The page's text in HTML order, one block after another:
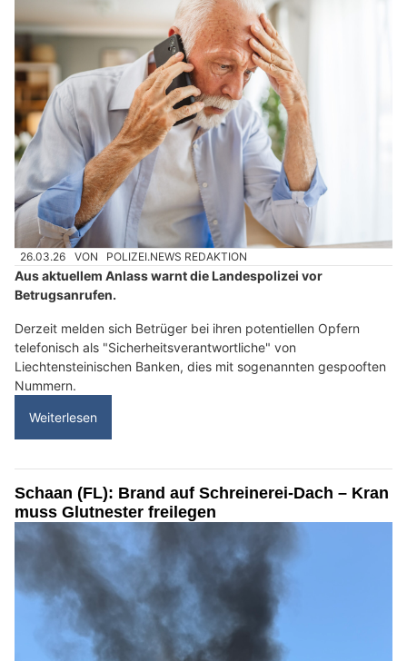
26.03.26 VON POLIZEI.NEWS REDAKTION
Aus aktuellem Anlass warnt die Landespolizei vor
Betrugsanrufen.
Derzeit melden sich Betrüger bei ihren potentiellen Opfern
telefonisch als "Sicherheitsverantwortliche" von
Liechtensteinischen Banken, dies mit sogenannten gespooften
Nummern.
Weiterlesen
Schaan (FL): Brand auf Schreinerei-Dach – Kran
muss Glutnester freilegen